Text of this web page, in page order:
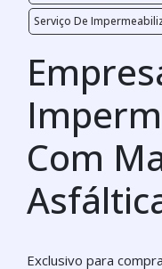
Serviço De
Com
Exclusivo para